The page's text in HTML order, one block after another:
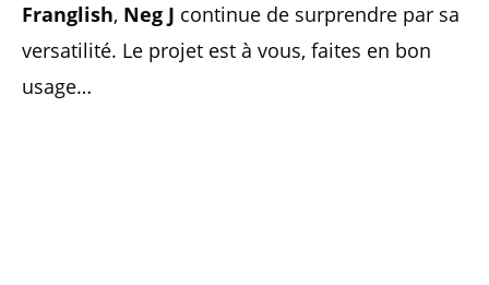
Franglish, Neg J continue de surprendre par sa
versatilité. Le projet est à vous, faites en bon
usage…